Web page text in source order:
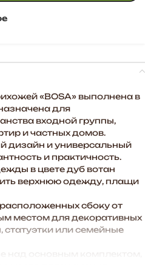
«BOSA» выполнена в
для
входной группы,
и частных домов.
дизайн и универсальный
и практичность.
в цвете дуб вотан
верхнюю одежду, плащи
сбоку от
местом для декоративных
статуэтки или семейные